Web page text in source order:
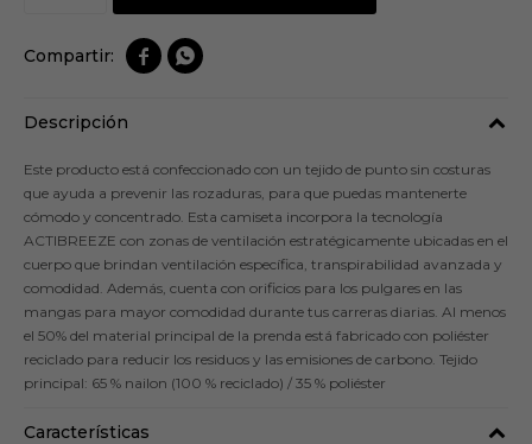
 
Descripción
Este producto está confeccionado con un tejido de punto sin costuras
que ayuda a prevenir las rozaduras, para que puedas mantenerte
cómodo y concentrado. Esta camiseta incorpora la tecnología
ACTIBREEZE con zonas de ventilación estratégicamente ubicadas en el
cuerpo que brindan ventilación específica, transpirabilidad avanzada y
comodidad. Además, cuenta con orificios para los pulgares en las
mangas para mayor comodidad durante tus carreras diarias. Al menos
el 50% del material principal de la prenda está fabricado con poliéster
reciclado para reducir los residuos y las emisiones de carbono. Tejido
principal: 65 % nailon (100 % reciclado) / 35 % poliéster
Características